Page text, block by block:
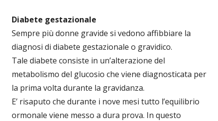
Diabete gestazionale
Sempre più donne gravide si vedono affibbiare la
diagnosi di diabete gestazionale o gravidico.
Tale diabete consiste in un’alterazione del
metabolismo del glucosio che viene diagnosticata per
la prima volta durante la gravidanza.
E’ risaputo che durante i nove mesi tutto l’equilibrio
ormonale viene messo a dura prova. In questo